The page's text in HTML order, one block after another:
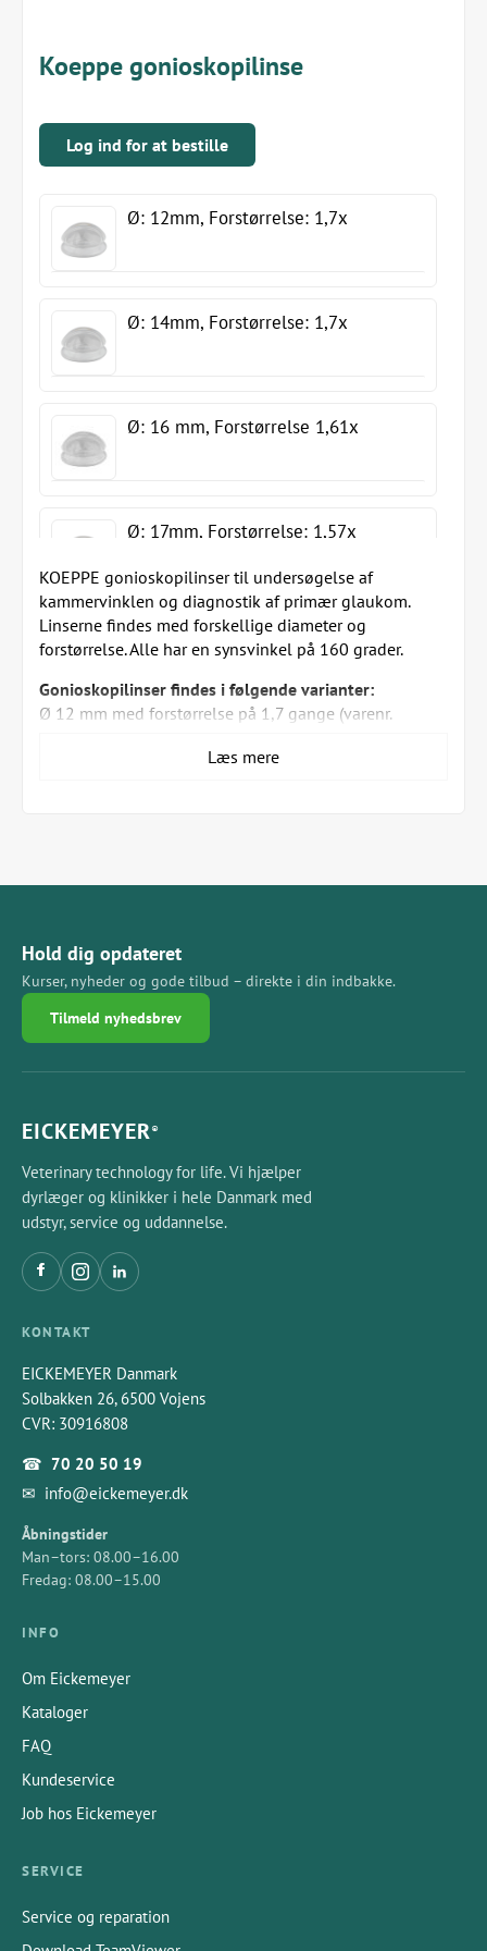
Koeppe gonioskopilinse
Log ind for at bestille
Ø: 12mm, Forstørrelse: 1,7x
Ø: 14mm, Forstørrelse: 1,7x
Ø: 16 mm, Forstørrelse 1,61x
Ø: 17mm, Forstørrelse: 1,57x
Ø: 18mm, Forstørrelse: 1,53x
KOEPPE gonioskopilinser til undersøgelse af
kammervinklen og diagnostik af primær glaukom.
Linserne findes med forskellige diameter og
forstørrelse. Alle har en synsvinkel på 160 grader.
Gonioskopilinser findes i følgende varianter:
Ø 12 mm med forstørrelse på 1,7 gange (varenr.
Ø 14 mm med forstørrelse på 1,7 gange (varenr.
173574)
Ø 19 mm med forstørrelse på 1,5 gange (varenr.
173576)
Læs mere
Hold dig opdateret
Kurser, nyheder og gode tilbud – direkte i din indbakke.
Tilmeld nyhedsbrev
EICKEMEYER®
Veterinary technology for life. Vi hjælper
dyrlæger og klinikker i hele Danmark med
udstyr, service og uddannelse.
KONTAKT
EICKEMEYER Danmark
Solbakken 26, 6500 Vojens
CVR: 30916808
☎ 70 20 50 19
✉ info@eickemeyer.dk
Åbningstider
Man–tors: 08.00–16.00
Fredag: 08.00–15.00
INFO
Om Eickemeyer
Kataloger
FAQ
Kundeservice
Job hos Eickemeyer
SERVICE
Service og reparation